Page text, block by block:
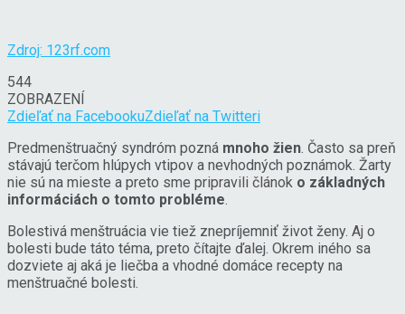
Zdroj: 123rf.com
544
ZOBRAZENÍ
Zdieľať na FacebookuZdieľať na Twitteri
Predmenštruačný syndróm pozná mnoho žien . Často sa preň
stávajú terčom hlúpych vtipov a nevhodných poznámok. Žarty
nie sú na mieste a preto sme pripravili článok o základných
informáciách o tomto probléme
Bolestivá menštruácia vie tiež znepríjemniť život ženy. Aj o
bolesti bude táto téma, preto čítajte ďalej. Okrem iného sa
dozviete aj aká je liečba a vhodné domáce recepty na
menštruačné bolesti.